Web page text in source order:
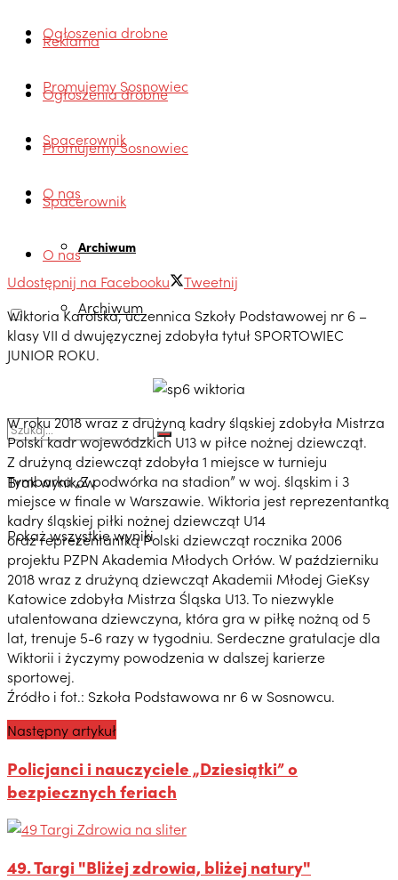
Ogłoszenia drobne
Promujemy Sosnowiec
Spacerownik
O nas
Archiwum
Reklama
Ogłoszenia drobne
Promujemy Sosnowiec
Spacerownik
O nas
Archiwum
Brak wyników
Pokaż wszystkie wyniki
Udostępnij na Facebooku
Tweetnij
Wiktoria Karolska, uczennica Szkoły Podstawowej nr 6 –
klasy VII d dwujęzycznej zdobyła tytuł SPORTOWIEC
JUNIOR ROKU.
W roku 2018 wraz z drużyną kadry śląskiej zdobyła Mistrza
Polski kadr wojewódzkich U13 w piłce nożnej dziewcząt.
Z drużyną dziewcząt zdobyła 1 miejsce w turnieju
Tymbarka „Z podwórka na stadion” w woj. śląskim i 3
miejsce w finale w Warszawie. Wiktoria jest reprezentantką
kadry śląskiej piłki nożnej dziewcząt U14
oraz reprezentantką Polski dziewcząt rocznika 2006
projektu PZPN Akademia Młodych Orłów. W październiku
2018 wraz z drużyną dziewcząt Akademii Młodej GieKsy
Katowice zdobyła Mistrza Śląska U13. To niezwykle
utalentowana dziewczyna, która gra w piłkę nożną od 5
lat, trenuje 5-6 razy w tygodniu. Serdeczne gratulacje dla
Wiktorii i życzymy powodzenia w dalszej karierze
sportowej.
Źródło i fot.: Szkoła Podstawowa nr 6 w Sosnowcu.
Następny artykuł
Policjanci i nauczyciele „Dziesiątki” o
bezpiecznych feriach
49. Targi "Bliżej zdrowia, bliżej natury"